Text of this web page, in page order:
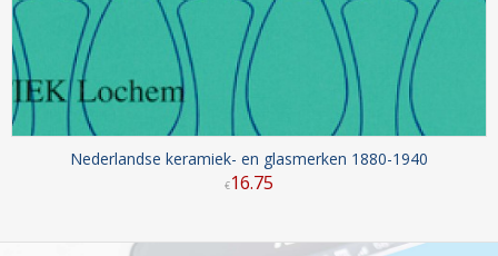
Nederlandse keramiek- en glasmerken 1880-1940
€16.75